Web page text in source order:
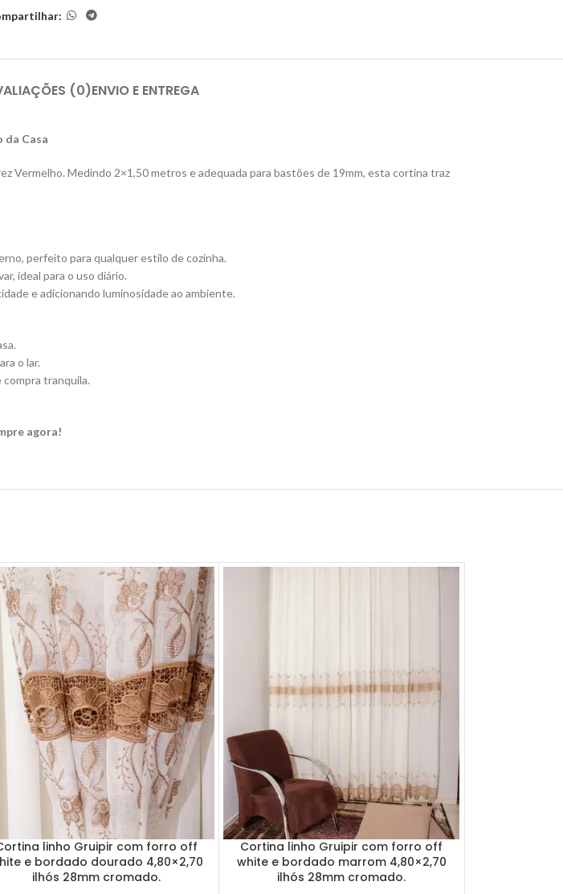
(0)ENVIO E ENTREGA
Casa
Vermelho. Medindo 2×1,50 metros e adequada para bastões de 19mm, esta cortina traz
perfeito para qualquer estilo de cozinha.
ideal para o uso diário.
e adicionando luminosidade ao ambiente.
o lar.
tranquila.
agora!
linho Gruipir com forro off
e bordado dourado 4,80×2,70
ilhós 28mm cromado.
Cortina linho Gruipir com forro off
white e bordado marrom 4,80×2,70
ilhós 28mm cromado.